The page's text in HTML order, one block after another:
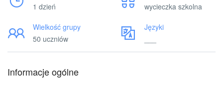
1 dzień
wycieczka szkolna
Wielkość grupy
50 uczniów
Języki
Informacje ogólne